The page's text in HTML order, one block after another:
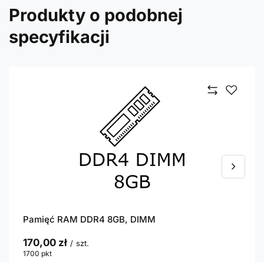
Produkty o podobnej
specyfikacji
Pamięć RAM DDR4 8GB, DIMM
170,00 zł / szt.
1700 pkt